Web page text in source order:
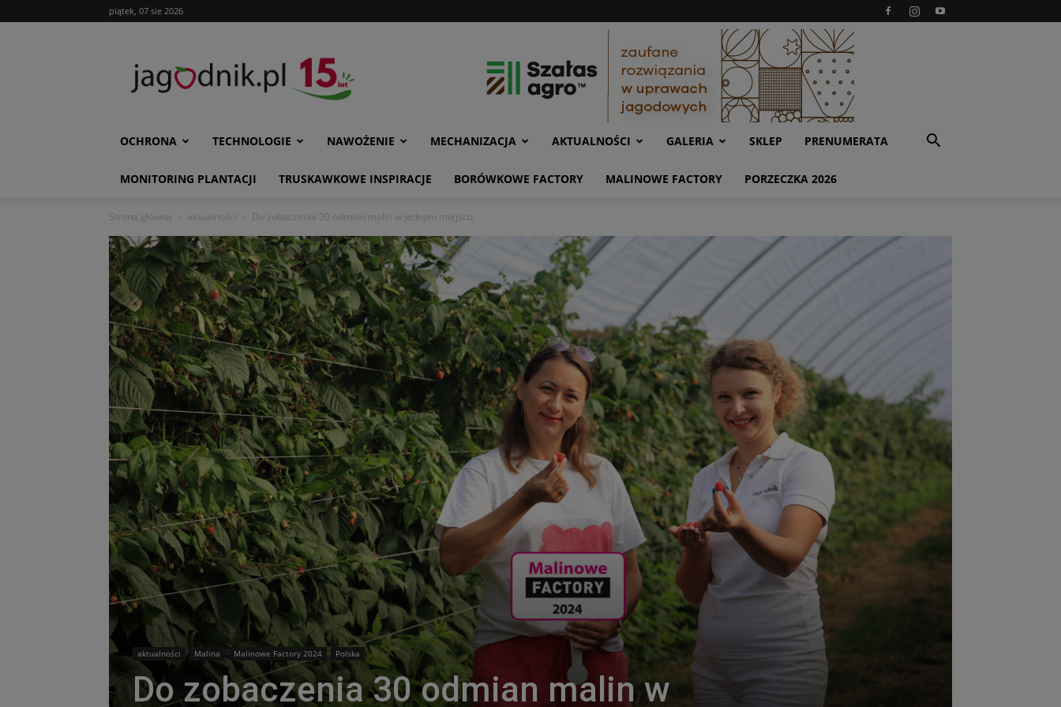
piątek, 07 sie 2026
OCHRONA TECHNOLOGIE NAWOŻENIE MECHANIZACJA AKTUALNOŚCI GALERIA SKLEP PRENUMERATA
MONITORING PLANTACJI TRUSKAWKOWE INSPIRACJE BORÓWKOWE FACTORY MALINOWE FACTORY PORZECZKA 2026
Strona główna aktualności Do zobaczenia 30 odmian malin w jednym miejscu
aktualności Malina Malinowe Factory 2024 Polska
Do zobaczenia 30 odmian malin w